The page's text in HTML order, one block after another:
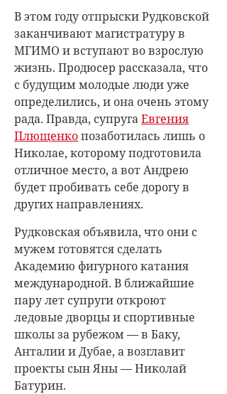
В этом году отпрыски Рудковской
заканчивают магистратуру в
МГИМО и вступают во взрослую
жизнь. Продюсер рассказала, что
с будущим молодые люди уже
определились, и она очень этому
рада. Правда, супругаЕвгения
Плющенкопозаботилась лишь о
Николае, которому подготовила
отличное место, а вот Андрею
будет пробивать себе дорогу в
других направлениях.
Рудковская объявила, что они с
мужем готовятся сделать
Академию фигурного катания
международной. В ближайшие
пару лет супруги откроют
ледовые дворцы и спортивные
школы за рубежом — в Баку,
Анталии и Дубае, а возглавит
проекты сын Яны — Николай
Батурин.